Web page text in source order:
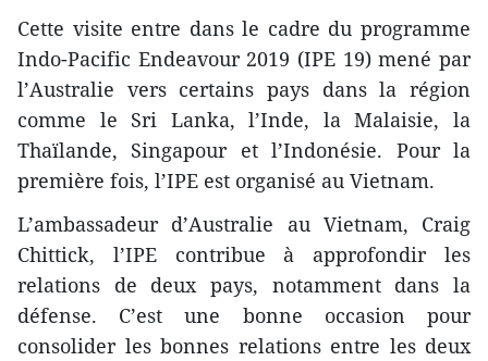
Cette visite entre dans le cadre du programme
Indo-Pacific Endeavour 2019 (IPE 19) mené par
l’Australie vers certains pays dans la région
comme le Sri Lanka, l’Inde, la Malaisie, la
Thaïlande, Singapour et l’Indonésie. Pour la
première fois, l’IPE est organisé au Vietnam.
L’ambassadeur d’Australie au Vietnam, Craig
Chittick, l’IPE contribue à approfondir les
relations de deux pays, notamment dans la
défense. C’est une bonne occasion pour
consolider les bonnes relations entre les deux